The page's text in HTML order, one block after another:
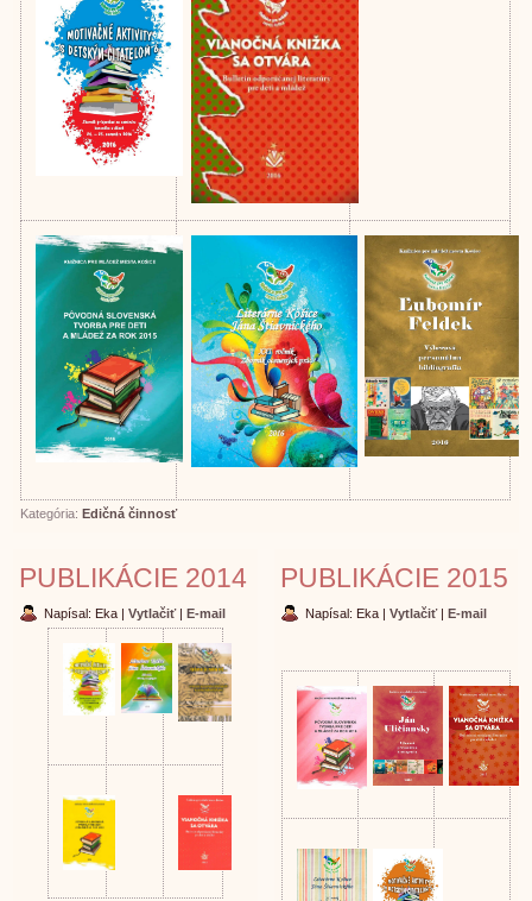
Kategória:Edičná činnosť
PUBLIKÁCIE 2014
Napísal: Eka |Vytlačiť |E-mail
PUBLIKÁCIE 2015
Napísal: Eka| Vytlačiť | E-mail